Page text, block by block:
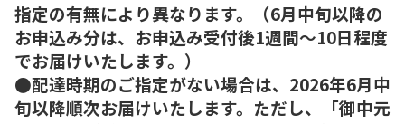
指定の有無により異なります。（6月中旬以降の
お申込み分は、お申込み受付後1週間～10日程度
でお届けいたします。）
●配達時期のご指定がない場合は、2026年6月中
旬以降順次お届けいたします。ただし、「御中元